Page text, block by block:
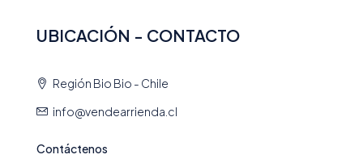
UBICACIÓN - CONTACTO
Región Bio Bio - Chile
info@vendearrienda.cl
Contáctenos